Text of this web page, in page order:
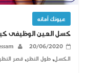
عيونك أمانه
كسل العين الوظيفى
20/06/2020
الكسل,طول النظر,قصر